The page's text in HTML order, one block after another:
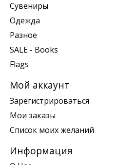
Сувениры
Одежда
Разное
SALE - Books
Flags
Мой аккаунт
Зарегистрироваться
Мои заказы
Список моих желаний
Информация